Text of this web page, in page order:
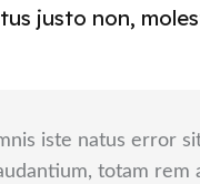
justo non,
iste natus error
totam rem